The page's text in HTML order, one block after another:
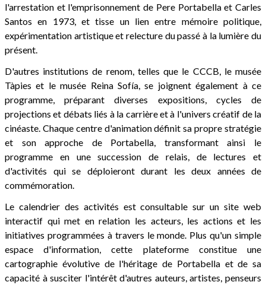
l'arrestation et l'emprisonnement de Pere Portabella et Carles
Santos en 1973, et tisse un lien entre mémoire politique,
expérimentation artistique et relecture du passé à la lumière du
présent.
D'autres institutions de renom, telles que le CCCB, le musée
Tàpies et le musée Reina Sofía, se joignent également à ce
programme, préparant diverses expositions, cycles de
projections et débats liés à la carrière et à l'univers créatif de la
cinéaste. Chaque centre d'animation définit sa propre stratégie
et son approche de Portabella, transformant ainsi le
programme en une succession de relais, de lectures et
d'activités qui se déploieront durant les deux années de
commémoration.
Le calendrier des activités est consultable sur un site web
interactif qui met en relation les acteurs, les actions et les
initiatives programmées à travers le monde. Plus qu'un simple
espace d'information, cette plateforme constitue une
cartographie évolutive de l'héritage de Portabella et de sa
capacité à susciter l'intérêt d'autres auteurs, artistes, penseurs